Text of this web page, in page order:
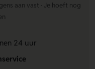
aan vast · Je hoeft nog
24 uur